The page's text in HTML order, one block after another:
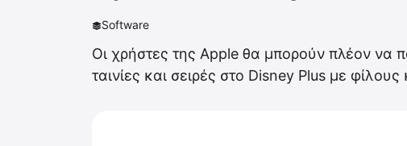
Software
Οι χρήστες της Apple θα μπορούν πλέον να
ταινίες και σειρές στο Disney Plus με φίλους